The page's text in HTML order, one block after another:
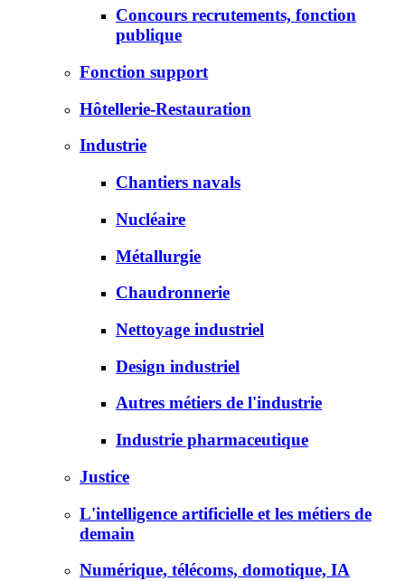
Concours recrutements, fonction
publique
Fonction support
Hôtellerie-Restauration
Industrie
Chantiers navals
Nucléaire
Métallurgie
Chaudronnerie
Nettoyage industriel
Design industriel
Autres métiers de l'industrie
Industrie pharmaceutique
Justice
L'intelligence artificielle et les métiers de
demain
Numérique, télécoms, domotique, IA